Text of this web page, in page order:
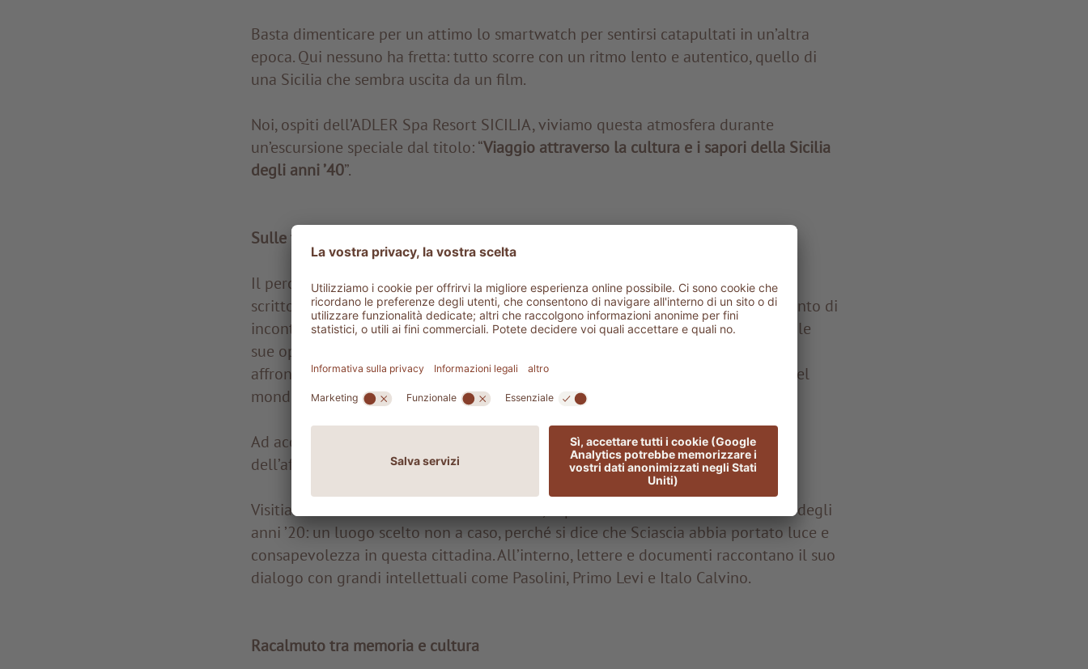
Basta dimenticare per un attimo lo smartwatch per sentirsi catapultati in un’altra
epoca. Qui nessuno ha fretta: tutto scorre con un ritmo lento e autentico, quello di
una Sicilia che sembra uscita da un film.
Noi, ospiti dell’ADLER Spa Resort SICILIA, viviamo questa atmosfera durante
un’escursione speciale dal titolo: “Viaggio attraverso la cultura e i sapori della Sicilia
degli anni ’40”.
Sulle tracce di Leonardo Sciascia
Il percorso ci porta nel cuore di Racalmuto, città natale diLeonardo Sciascia,
scrittore, giornalista e figura centrale della coscienza civile italiana. Il nostro punto di
incontro è un monumento a lui dedicato: una pila di libri in marmo che celebra le
sue opere più importanti, tra cui
affrontò per la prima volta il tema della mafia siciliana e rese Sciascia famoso nel
mondo.
Ad accompagnarci è Salvatore, per tutti “Totò”, guida appassionata e simbolo
dell’affetto che Racalmuto continua a riservare al suo autore più illustre.
Visitiamo la
, ospitata in una ex centrale elettrica degli
anni ’20: un luogo scelto non a caso, perché si dice che Sciascia abbia portato luce e
consapevolezza in questa cittadina. All’interno, lettere e documenti raccontano il suo
dialogo con grandi intellettuali come Pasolini, Primo Levi e Italo Calvino.
Racalmuto tra memoria e cultura